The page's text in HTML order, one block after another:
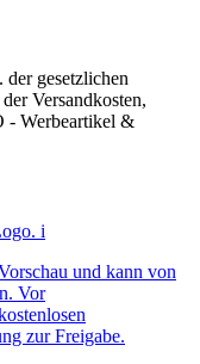
der gesetzlichen
Versandkosten,
- Werbeartikel &
i
und kann von
Vor
zur Freigabe.